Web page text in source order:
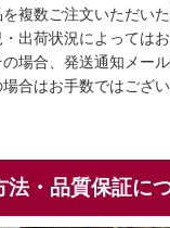
複数ご注文いただい
出荷状況によっては
場合、発送通知メー
合はお手数ではござ
法・品質保証に